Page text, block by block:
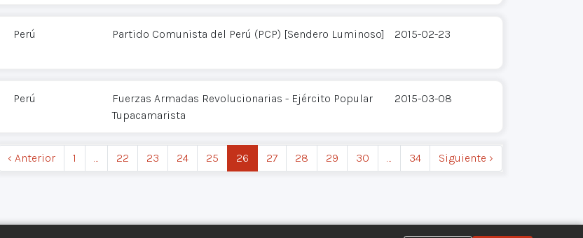
Perú Partido Comunista del Perú (PCP) [Sendero Luminoso] 2015-02-23
Perú
Fuerzas Armadas Revolucionarias - Ejército Popular
Tupacamarista
2015-03-08
‹ Anterior 1 … 22 23 24 25 26 27 28 29 30 … 34 Siguiente ›